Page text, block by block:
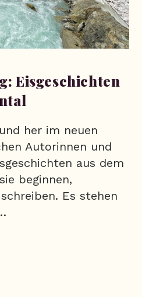
Eisgeschichten
her im neuen
Autorinnen und
aus dem
beginnen,
Es stehen